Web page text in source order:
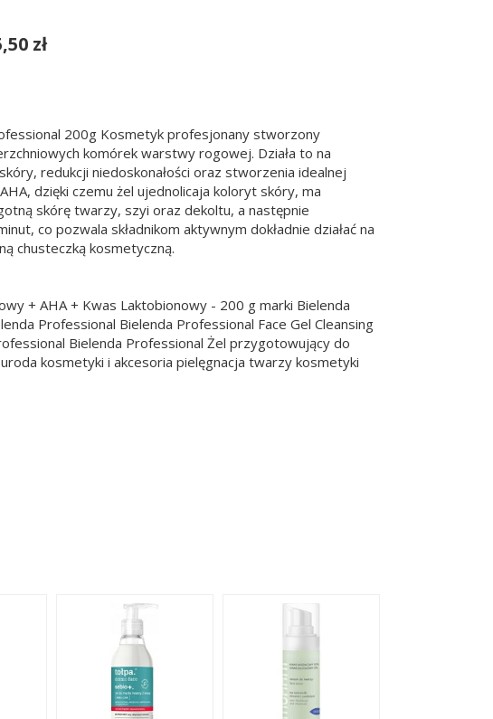
zł
200g Kosmetyk profesjonany stworzony
komórek warstwy rogowej. Działa to na
redukcji niedoskonałości oraz stworzenia idealnej
dzięki czemu żel ujednolicaja koloryt skóry, ma
skórę twarzy, szyi oraz dekoltu, a następnie
co pozwala składnikom aktywnym dokładnie działać na
chusteczką kosmetyczną.
+ AHA + Kwas Laktobionowy - 200 g marki Bielenda
Professional Bielenda Professional Face Gel Cleansing
Bielenda Professional Żel przygotowujący do
kosmetyki i akcesoria pielęgnacja twarzy kosmetyki